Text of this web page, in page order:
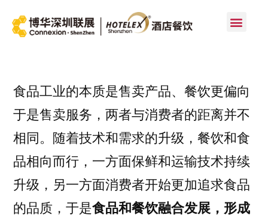
食品工业的本质是售卖产品、餐饮更偏向
于是售卖服务，两者与消费者的距离并不
相同。随着技术和需求的升级，餐饮和食
品相向而行，一方面保鲜和运输技术持续
升级，另一方面消费者开始更加追求食品
的品质，于是食品和餐饮融合发展，形成